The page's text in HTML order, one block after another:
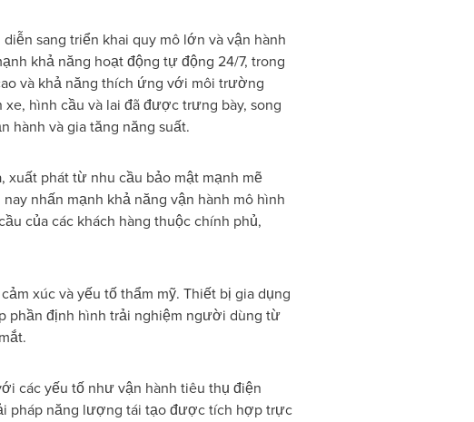
sang triển khai quy mô lớn và vận hành
khả năng hoạt động tự động 24/7, trong
và khả năng thích ứng với môi trường
hình cầu và lai đã được trưng bày, song
hành và gia tăng năng suất.
phát từ nhu cầu bảo mật mạnh mẽ
nhấn mạnh khả năng vận hành mô hình
của các khách hàng thuộc chính phủ,
xúc và yếu tố thẩm mỹ. Thiết bị gia dụng
phần định hình trải nghiệm người dùng từ
các yếu tố như vận hành tiêu thụ điện
pháp năng lượng tái tạo được tích hợp trực